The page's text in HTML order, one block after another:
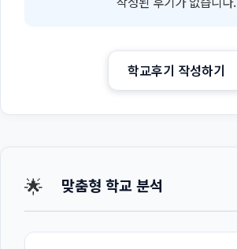
학교후기 작성하기
🌟 맞춤형 학교 분석